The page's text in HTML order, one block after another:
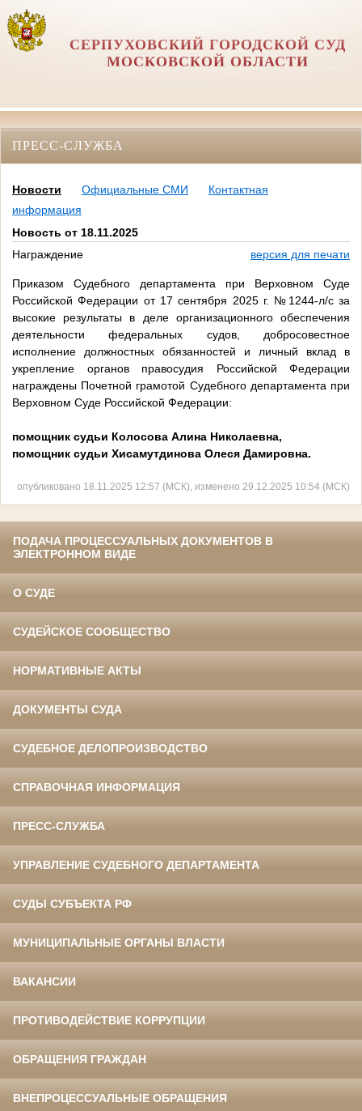
СЕРПУХОВСКИЙ ГОРОДСКОЙ СУД
МОСКОВСКОЙ ОБЛАСТИ
ПРЕСС-СЛУЖБА
Новости Официальные СМИ
Контактная
информация
Новость от 18.11.2025
Награждение
версия для печати
Приказом Судебного департамента при Верховном Суде
Российской Федерации от 17 сентября 2025 г. №1244-л/с за
высокие результаты в деле организационного обеспечения
деятельности федеральных судов, добросовестное
исполнение должностных обязанностей и личный вклад в
укрепление органов правосудия Российской Федерации
награждены Почетной грамотой Судебного департамента при
Верховном Суде Российской Федерации:
помощник судьи Колосова Алина Николаевна,
помощник судьи Хисамутдинова Олеся Дамировна.
опубликовано 18.11.2025 12:57 (МСК), изменено 29.12.2025 10:54 (МСК)
ПОДАЧА ПРОЦЕССУАЛЬНЫХ ДОКУМЕНТОВ В
ЭЛЕКТРОННОМ ВИДЕ
О СУДЕ
СУДЕЙСКОЕ СООБЩЕСТВО
НОРМАТИВНЫЕ АКТЫ
ДОКУМЕНТЫ СУДА
СУДЕБНОЕ ДЕЛОПРОИЗВОДСТВО
СПРАВОЧНАЯ ИНФОРМАЦИЯ
ПРЕСС-СЛУЖБА
УПРАВЛЕНИЕ СУДЕБНОГО ДЕПАРТАМЕНТА
СУДЫ СУБЪЕКТА РФ
МУНИЦИПАЛЬНЫЕ ОРГАНЫ ВЛАСТИ
ВАКАНСИИ
ПРОТИВОДЕЙСТВИЕ КОРРУПЦИИ
ОБРАЩЕНИЯ ГРАЖДАН
ВНЕПРОЦЕССУАЛЬНЫЕ ОБРАЩЕНИЯ